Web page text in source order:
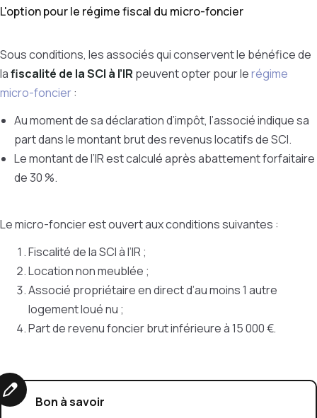
L'option pour le régime fiscal du micro-foncier
Sous conditions, les associés qui conservent le bénéfice de
lafiscalité de la SCI à l’IR peuvent opter pour lerégime
micro-foncier:
Au moment de sa déclaration d’impôt, l’associé indique sa
part dans le montant brut des revenus locatifs de SCI.
Le montant de l’IR est calculé après abattement forfaitaire
de 30 %.
Le micro-foncier est ouvert aux conditions suivantes :
Fiscalité de la SCI à l’IR ;
Location non meublée ;
Associé propriétaire en direct d’au moins 1 autre
logement loué nu ;
Part de revenu foncier brut inférieure à 15 000 €.
Bon à savoir